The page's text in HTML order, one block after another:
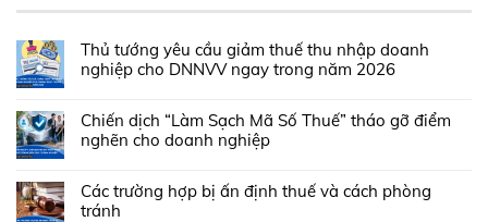
Thủ tướng yêu cầu giảm thuế thu nhập doanh
nghiệp cho DNNVV ngay trong năm 2026
Chiến dịch “Làm Sạch Mã Số Thuế” tháo gỡ điểm
nghẽn cho doanh nghiệp
Các trường hợp bị ấn định thuế và cách phòng
tránh